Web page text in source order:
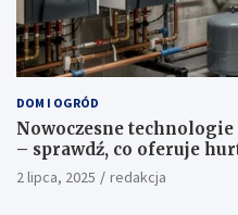
DOM I OGRÓD
Nowoczesne
– sprawdź, co oferuje
Proterm.sklep.pl
2 lipca, 2025 redakcja